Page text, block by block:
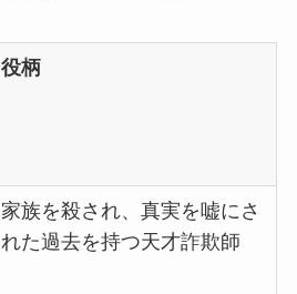
役柄
家族を殺され、真実を嘘にさ
れた過去を持つ天才詐欺師